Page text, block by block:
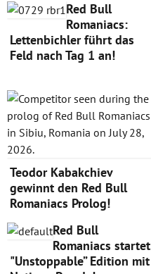
Red Bull
Romaniacs:
Lettenbichler führt das
Feld nach Tag 1 an!
Teodor Kabakchiev
gewinnt den Red Bull
Romaniacs Prolog!
Red Bull
Romaniacs startet
"Unstoppable” Edition mit